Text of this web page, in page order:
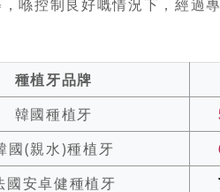
喺控制良好嘅情況下，經過
種植牙品牌
韓國種植牙
國(親水)種植牙
國安卓健種植牙